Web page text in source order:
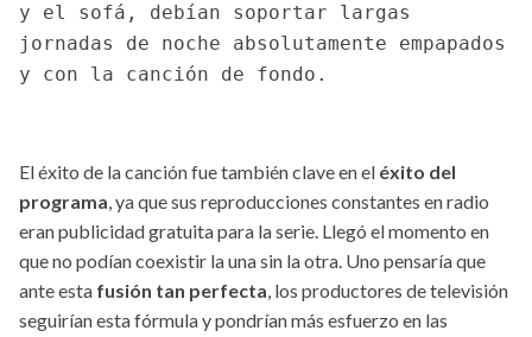
y el sofá, debían soportar largas
jornadas de noche absolutamente empapados
y con la canción de fondo.
El éxito de la canción fue también clave en el éxito del
programa, ya que sus reproducciones constantes en radio
eran publicidad gratuita para la serie. Llegó el momento en
que no podían coexistir la una sin la otra. Uno pensaría que
ante esta fusión tan perfecta, los productores de televisión
seguirían esta fórmula y pondrían más esfuerzo en las